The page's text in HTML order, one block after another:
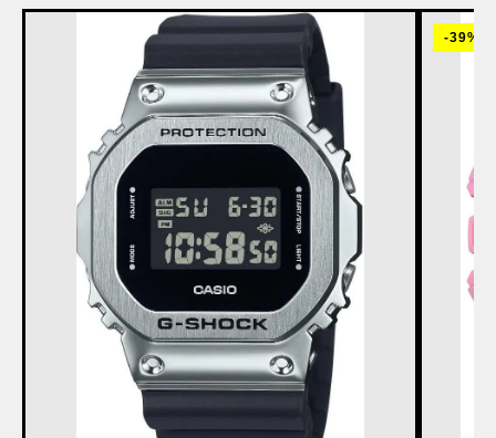
-39%